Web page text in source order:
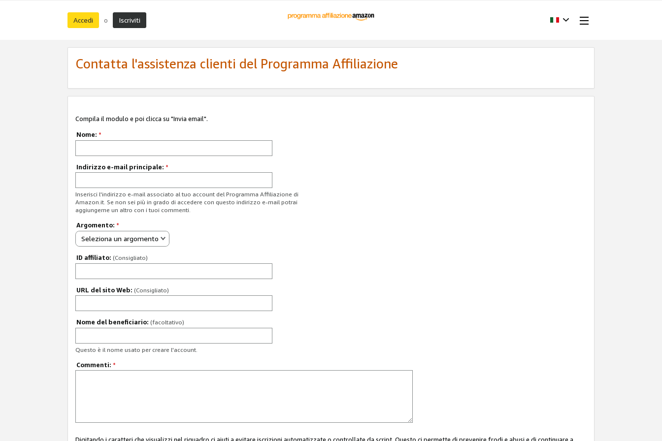
Accedi o Iscriviti
Contatta l'assistenza clienti del Programma Affiliazione
Compila il modulo e poi clicca su "Invia email".
Nome: *
Indirizzo e-mail principale: *
Inserisci l'indirizzo e-mail associato al tuo account del Programma Affiliazione di
Amazon.it. Se non sei più in grado di accedere con questo indirizzo e-mail potrai
aggiungerne un altro con i tuoi commenti.
Argomento: *
Seleziona un argomento
ID affiliato: (Consigliato)
URL del sito Web: (Consigliato)
Nome del beneficiario: (facoltativo)
Questo è il nome usato per creare l'account.
Commenti: *